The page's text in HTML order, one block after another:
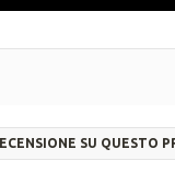
SU QUESTO